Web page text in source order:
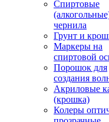
Спиртовые
чернила
Грунт и
Маркеры на
спиртовой
Порошок для
создания
Акриловые
(крошка)
Колеры